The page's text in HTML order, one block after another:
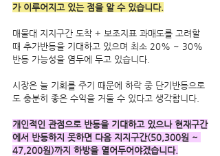
가 이루어지고 있는 점을 알 수 있습니다.
매물대 지지구간 도착 + 보조지표 과매도를 고려할
때 추가반등을 기대하고 있으며 최소 20% ~ 30%
반등 가능성을 염두에 두고 있습니다.
시장은 늘 기회를 주기 때문에 하락 중 단기반등으로
도 충분히 좋은 수익을 거둘 수 있다고 생각합니다.
개인적인 관점으로 반등을 기대하고 있으나 현재구간
에서 반등하지 못하면 다음 지지구간(50,300원 ~
47,200원)까지 하방을 열어두어야겠습니다.